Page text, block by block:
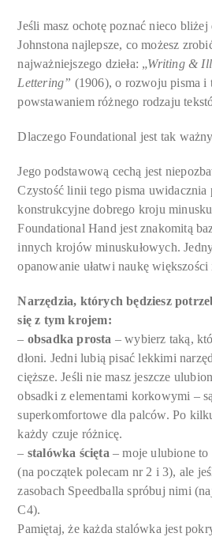
Jeśli masz ochotę poznać nieco
Johnstona najlepsze, co możesz
najważniejszego dzieła: „Writing &
Lettering” (1906), o rozwoju pisma i
powstawaniem różnego rodzaju
Dlaczego Foundational jest tak
Jego podstawową cechą jest
Czystość linii tego pisma uwidacznia
konstrukcyjne dobrego kroju
Foundational Hand jest znakomitą
innych krojów minuskułowych.
opanowanie ułatwi naukę
Narzędzia, których będziesz
się z tym krojem:
– obsadka prosta – wybierz taką,
dłoni. Jedni lubią pisać lekkimi
cięższe. Jeśli nie masz jeszcze
obsadki z elementami korkowymi –
superkomfortowe dla palców. Po
każdy czuje różnicę.
– stalówka ścięta – moje ulubione
(na początek polecam nr 2 i 3), ale
zasobach Speedballa spróbuj nimi
C4).
Pamiętaj, że każda stalówka jest